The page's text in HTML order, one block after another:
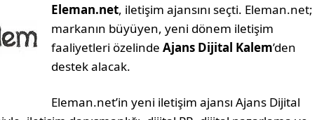
Eleman.net, iletişim ajansını seçti. Eleman.net;
markanın büyüyen, yeni dönem iletişim
faaliyetleri özelindeAjans Dijital Kalem’den
destek alacak.
Eleman.net’in yeni iletişim ajansı Ajans Dijital